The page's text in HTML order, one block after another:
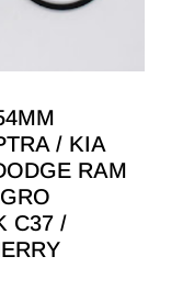
/ KIA
RAM
C37 /